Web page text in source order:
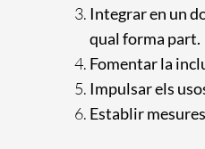
Integrar en un
qual forma part.
Fomentar la
Impulsar els
Establir